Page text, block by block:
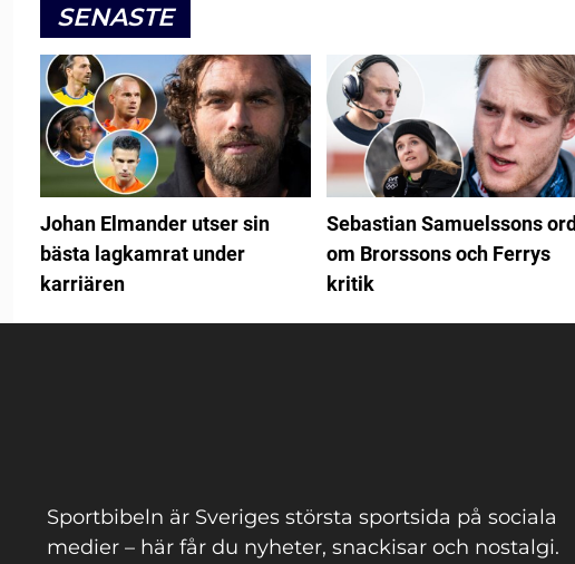
SENASTE
Johan Elmander utser sin
bästa lagkamrat under
karriären
Sebastian Samuelssons ord
om Brorssons och Ferrys
kritik
Sportbibeln är Sveriges största sportsida på sociala
medier – här får du nyheter, snackisar och nostalgi.